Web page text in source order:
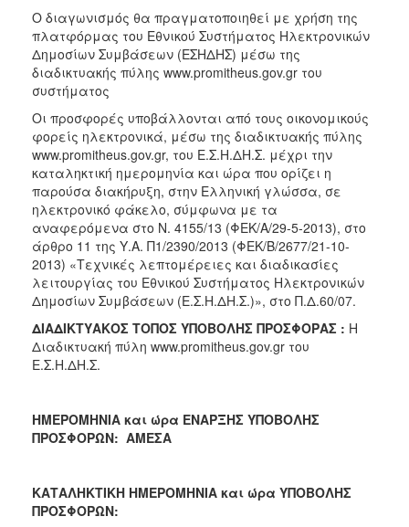
Ο διαγωνισμός θα πραγματοποιηθεί με χρήση της
πλατφόρμας του Εθνικού Συστήματος Ηλεκτρονικών
Δημοσίων Συμβάσεων (ΕΣΗΔΗΣ) μέσω της
διαδικτυακής πύλης www.promitheus.gov.gr του
συστήματος
Οι προσφορές υποβάλλονται από τους οικονομικούς
φορείς ηλεκτρονικά, μέσω της διαδικτυακής πύλης
www.promitheus.gov.gr, του Ε.Σ.Η.ΔΗ.Σ. μέχρι την
καταληκτική ημερομηνία και ώρα που ορίζει η
παρούσα διακήρυξη, στην Ελληνική γλώσσα, σε
ηλεκτρονικό φάκελο, σύμφωνα με τα
αναφερόμενα στο Ν. 4155/13 (ΦΕΚ/Α/29-5-2013), στο
άρθρο 11 της Υ.Α. Π1/2390/2013 (ΦΕΚ/Β/2677/21-10-
2013) «Τεχνικές λεπτομέρειες και διαδικασίες
λειτουργίας του Εθνικού Συστήματος Ηλεκτρονικών
Δημοσίων Συμβάσεων (Ε.Σ.Η.ΔΗ.Σ.)», στο Π.Δ.60/07.
ΔΙΑΔΙΚΤΥΑΚΟΣ ΤΟΠΟΣ ΥΠΟΒΟΛΗΣ ΠΡΟΣΦΟΡΑΣ : Η
Διαδικτυακή πύλη www.promitheus.gov.gr του
Ε.Σ.Η.ΔΗ.Σ.
ΗΜΕΡΟΜΗΝΙΑ και ώρα ΕΝΑΡΞΗΣ ΥΠΟΒΟΛΗΣ
ΠΡΟΣΦΟΡΩΝ: ΑΜΕΣΑ
ΚΑΤΑΛΗΚΤΙΚΗ ΗΜΕΡΟΜΗΝΙΑ και ώρα ΥΠΟΒΟΛΗΣ
ΠΡΟΣΦΟΡΩΝ: